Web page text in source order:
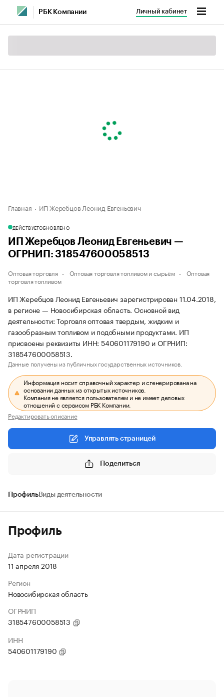
РБК Компании Личный кабинет
Главная ИП Жеребцов Леонид Евгеньевич
ДЕЙСТВУЕТОБНОВЛЕНО
ИП Жеребцов Леонид Евгеньевич —
ОГРНИП: 318547600058513
Оптовая торговля Оптовая торговля топливом и сырьём
Оптовая
торговля топливом
ИП Жеребцов Леонид Евгеньевич зарегистрирован 11.04.2018,
в регионе — Новосибирская область. Основной вид
деятельности: Торговля оптовая твердым, жидким и
газообразным топливом и подобными продуктами. ИП
присвоены реквизиты ИНН: 540601179190 и ОГРНИП:
318547600058513.
Данные получены из публичных государственных источников.
Информация носит справочный характер и сгенерирована на
основании данных из открытых источников.
Компания не является пользователем и не имеет деловых
отношений с сервисом РБК Компании.
Редактировать описание
Управлять страницей
Поделиться
ПрофильВиды деятельности
Профиль
Дата регистрации
11 апреля 2018
Регион
Новосибирская область
ОГРНИП
318547600058513
ИНН
540601179190